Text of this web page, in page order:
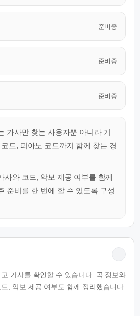
준비중
준비중
준비중
가사만 찾는 사용자뿐 아니라 기
드, 피아노 코드까지 함께 찾는 경
사와 코드, 악보 제공 여부를 함께
준비를 한 번에 할 수 있도록 구성
−
가사를 확인할 수 있습니다. 곡 정보와
, 악보 제공 여부도 함께 정리했습니다.